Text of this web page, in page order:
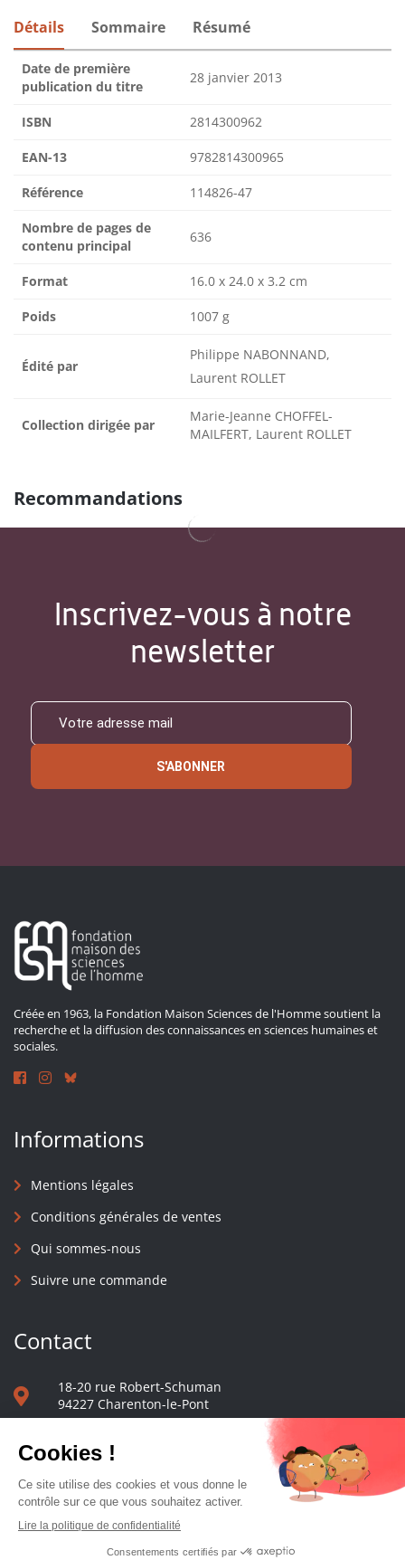
Détails Sommaire Résumé
Date de première
publication du titre
28 janvier 2013
ISBN 2814300962
EAN-13 9782814300965
Référence 114826-47
Nombre de pages de
contenu principal
636
Format 16.0 x 24.0 x 3.2 cm
Poids 1007 g
Édité par
Philippe NABONNAND,
Laurent ROLLET
Collection dirigée par
Marie-Jeanne CHOFFEL-
MAILFERT, Laurent ROLLET
Recommandations
Inscrivez-vous à notre
newsletter
S'ABONNER
Créée en 1963, la Fondation Maison Sciences de l'Homme soutient la
recherche et la diffusion des connaissances en sciences humaines et
sociales.
Informations
Mentions légales
Conditions générales de ventes
Qui sommes-nous
Suivre une commande
Contact
18-20 rue Robert-Schuman
94227 Charenton-le-Pont